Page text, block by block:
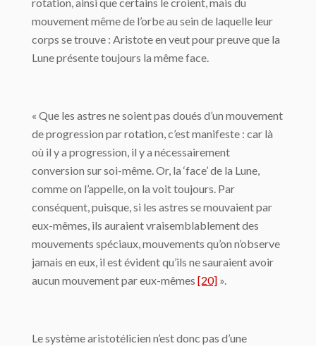
rotation, ainsi que certains le croient, mais du
mouvement même de l’orbe au sein de laquelle leur
corps se trouve : Aristote en veut pour preuve que la
Lune présente toujours la même face.
« Que les astres ne soient pas doués d’un mouvement
de progression par rotation, c’est manifeste : car là
où il y a progression, il y a nécessairement
conversion sur soi-même. Or, la ‘face’ de la Lune,
comme on l’appelle, on la voit toujours. Par
conséquent, puisque, si les astres se mouvaient par
eux-mêmes, ils auraient vraisemblablement des
mouvements spéciaux, mouvements qu’on n’observe
jamais en eux, il est évident qu’ils ne sauraient avoir
aucun mouvement par eux-mêmes [20] ».
Le système aristotélicien n’est donc pas d’une